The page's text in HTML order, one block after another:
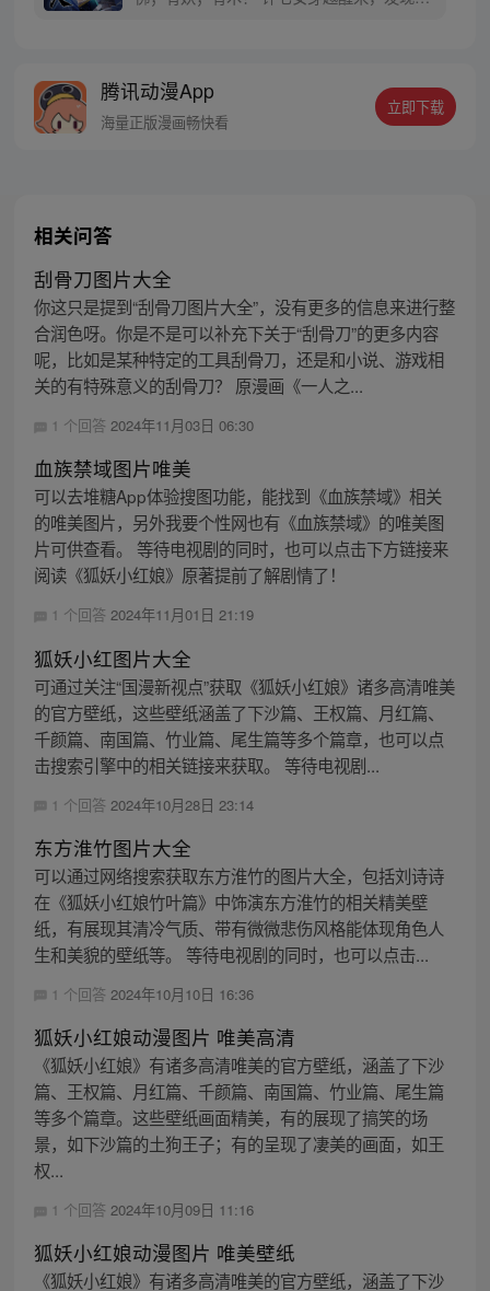
者卖报小郎君同名小说 QQ群号：
799493374
腾讯动漫App
海量正版漫画畅快看
立即下载
相关问答
刮骨刀图片大全
你这只是提到“刮骨刀图片大全”，没有更多的信息来进行整
合润色呀。你是不是可以补充下关于“刮骨刀”的更多内容
呢，比如是某种特定的工具刮骨刀，还是和小说、游戏相
关的有特殊意义的刮骨刀？ 原漫画《一人之...
1 个回答 2024年11月03日 06:30
血族禁域图片唯美
可以去堆糖App体验搜图功能，能找到《血族禁域》相关
的唯美图片，另外我要个性网也有《血族禁域》的唯美图
片可供查看。 等待电视剧的同时，也可以点击下方链接来
阅读《狐妖小红娘》原著提前了解剧情了！
1 个回答 2024年11月01日 21:19
狐妖小红图片大全
可通过关注“国漫新视点”获取《狐妖小红娘》诸多高清唯美
的官方壁纸，这些壁纸涵盖了下沙篇、王权篇、月红篇、
千颜篇、南国篇、竹业篇、尾生篇等多个篇章，也可以点
击搜索引擎中的相关链接来获取。 等待电视剧...
1 个回答 2024年10月28日 23:14
东方淮竹图片大全
可以通过网络搜索获取东方淮竹的图片大全，包括刘诗诗
在《狐妖小红娘竹叶篇》中饰演东方淮竹的相关精美壁
纸，有展现其清冷气质、带有微微悲伤风格能体现角色人
生和美貌的壁纸等。 等待电视剧的同时，也可以点击...
1 个回答 2024年10月10日 16:36
狐妖小红娘动漫图片 唯美高清
《狐妖小红娘》有诸多高清唯美的官方壁纸，涵盖了下沙
篇、王权篇、月红篇、千颜篇、南国篇、竹业篇、尾生篇
等多个篇章。这些壁纸画面精美，有的展现了搞笑的场
景，如下沙篇的土狗王子；有的呈现了凄美的画面，如王
权...
1 个回答 2024年10月09日 11:16
狐妖小红娘动漫图片 唯美壁纸
《狐妖小红娘》有诸多高清唯美的官方壁纸，涵盖了下沙